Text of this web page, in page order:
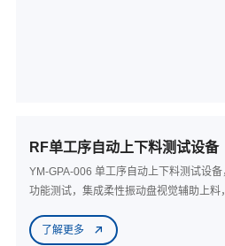
RF单工序自动上下料测试设备
YM-GPA-006 单工序自动上下料测试设
功能测试，集成柔性振动盘视觉辅助上
具可以最大程度兼容同类产品，通过拓展
了解更多